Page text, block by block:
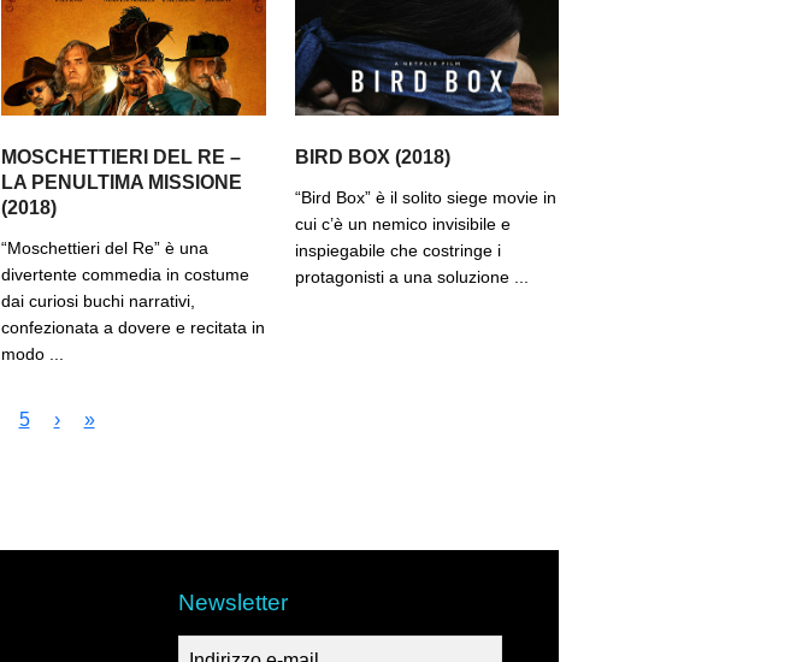
MOSCHETTIERI DEL RE –
LA PENULTIMA MISSIONE
(2018)
“Moschettieri del Re” è una
divertente commedia in costume
dai curiosi buchi narrativi,
confezionata a dovere e recitata in
modo ...
BIRD BOX (2018)
“Bird Box” è il solito siege movie in
cui c’è un nemico invisibile e
inspiegabile che costringe i
protagonisti a una soluzione ...
5 › »
Newsletter